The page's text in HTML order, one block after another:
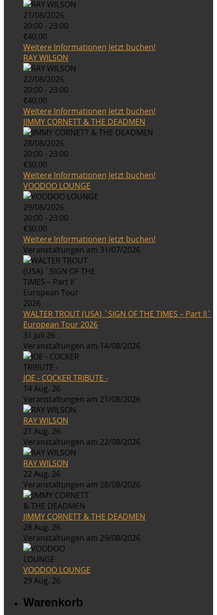
21/08/2026
20:00 - 23:00
€40,00
Weitere Informationen Jetzt buchen!
RAY WILSON
22/08/2026
20:00 - 23:00
€40,00
Weitere Informationen Jetzt buchen!
JIMMY CORNETT & THE DEADMEN
28/08/2026
20:00 - 23:00
€30,00
Weitere Informationen Jetzt buchen!
VOODOO LOUNGE
29/08/2026
20:00 - 23:00
€30,00
Weitere Informationen Jetzt buchen!
Veranstaltungen am 31/07/2026
WALTER TROUT (USA) `SIGN OF THE TIMES – Part II`
European Tour 2026
31 Juli 26
Veranstaltungen am 14/08/2026
JOE - COCKER TRIBUTE -
14 Aug. 26
Veranstaltungen am 21/08/2026
RAY WILSON
21 Aug. 26
Veranstaltungen am 22/08/2026
RAY WILSON
22 Aug. 26
Veranstaltungen am 28/08/2026
JIMMY CORNETT & THE DEADMEN
28 Aug. 26
Veranstaltungen am 29/08/2026
VOODOO LOUNGE
29 Aug. 26
Warenkorb